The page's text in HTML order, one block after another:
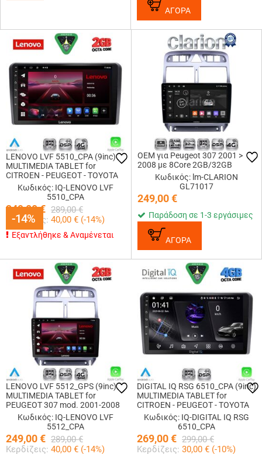
ΑΓΟΡΑ
-14%
LENOVO LVF 5510_CPA (9inc)
MULTIMEDIA TABLET for
CITROEN - PEUGEOT - TOYOTA
Κωδικός: IQ-LENOVO LVF
5510_CPA
249,00€ 289,00 €
Κερδίζεις: 40,00 € (-14%)
-14%
Εξαντλήθηκε & Αναμένεται
OEM για Peugeot 307 2001 >
2008 με 8Core 2GB/32GB
Κωδικός: lm-CLARION
GL71017
249,00€
Παράδοση σε 1-3 εργάσιμες
ΑΓΟΡΑ
LENOVO LVF 5512_GPS (9inc)
MULTIMEDIA TABLET for
PEUGEOT 307 mod. 2001-2008
Κωδικός: IQ-LENOVO LVF
5512_CPA
249,00€ 289,00 €
Κερδίζεις: 40,00 € (-14%)
DIGITAL IQ RSG 6510_CPA (9inc)
MULTIMEDIA TABLET for
CITROEN - PEUGEOT - TOYOTA
Κωδικός: IQ-DIGITAL IQ RSG
6510_CPA
269,00€ 299,00 €
Κερδίζεις: 30,00 € (-10%)